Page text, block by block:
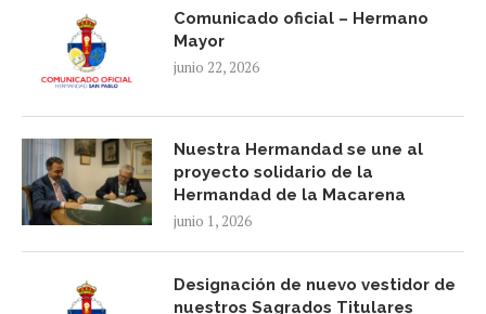
Comunicado oficial – Hermano
Mayor
junio 22, 2026
Nuestra Hermandad se une al
proyecto solidario de la
Hermandad de la Macarena
junio 1, 2026
Designación de nuevo vestidor de
nuestros Sagrados Titulares